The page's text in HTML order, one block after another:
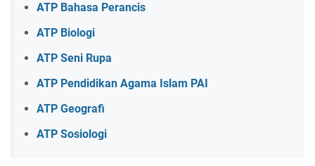
ATP Bahasa Perancis
ATP Biologi
ATP Seni Rupa
ATP Pendidikan Agama Islam PAI
ATP Geografi
ATP Sosiologi